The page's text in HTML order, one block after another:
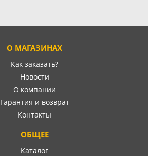
О МАГАЗИНАХ
Как заказать?
Новости
О компании
Гарантия и возврат
Контакты
ОБЩЕЕ
Каталог